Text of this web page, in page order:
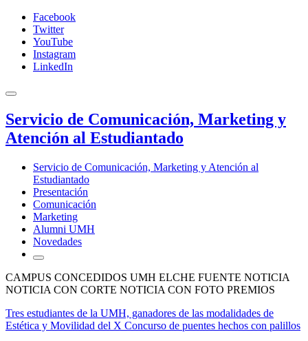
Facebook
Twitter
YouTube
Instagram
LinkedIn
Servicio de Comunicación, Marketing y
Atención al Estudiantado
Servicio de Comunicación, Marketing y Atención al
Estudiantado
Presentación
Comunicación
Marketing
Alumni UMH
Novedades
CAMPUS CONCEDIDOS UMH ELCHE FUENTE NOTICIA
NOTICIA CON CORTE NOTICIA CON FOTO PREMIOS
Tres estudiantes de la UMH, ganadores de las modalidades de
Estética y Movilidad del X Concurso de puentes hechos con palillos